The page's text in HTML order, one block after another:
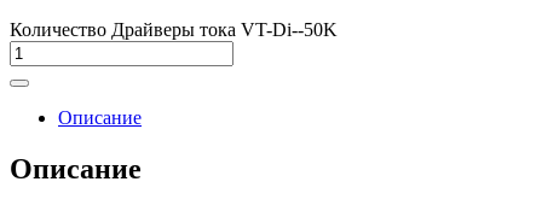
Количество Драйверы тока VT-Di--50K
Описание
Описание